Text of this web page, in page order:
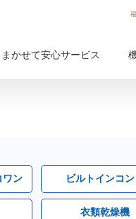
まかせて安心サービス
ワン ビルトインコン
衣類乾燥機